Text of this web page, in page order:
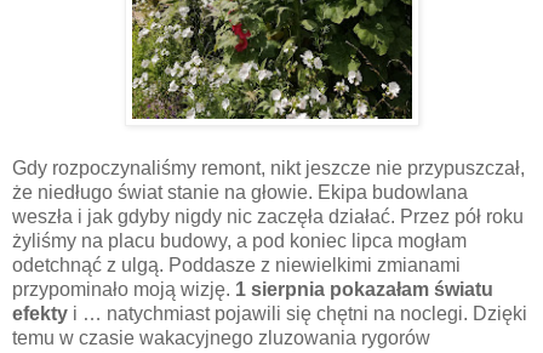
Gdy rozpoczynaliśmy remont, nikt jeszcze nie przypuszczał,
że niedługo świat stanie na głowie. Ekipa budowlana
weszła i jak gdyby nigdy nic zaczęła działać. Przez pół roku
żyliśmy na placu budowy, a pod koniec lipca mogłam
odetchnąć z ulgą. Poddasze z niewielkimi zmianami
przypominało moją wizję. 1 sierpnia pokazałam światu
efekty i … natychmiast pojawili się chętni na noclegi. Dzięki
temu w czasie wakacyjnego zluzowania rygorów